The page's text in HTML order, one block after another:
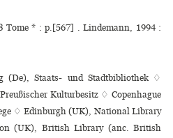
Tome * : p.[567] . Lindemann, 1994 :
(De), Staats- und Stadtbibliothek ♢
Kulturbesitz ♢ Copenhague
♢ Edinburgh (UK), National Library
(UK), British Library (anc. British